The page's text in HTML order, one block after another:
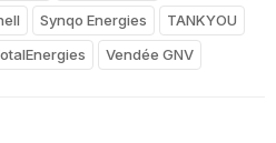
Synqo Energies
TANKYOU
Vendée GNV